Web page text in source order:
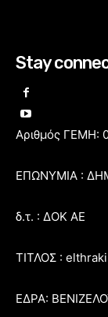
Stay
Αριθμός ΓΕΜΗ:
ΕΠΩΝΥΜΙΑ :
δ.τ. : ΔΟΚ ΑΕ
ΤΙΤΛΟΣ :
ΕΔΡΑ: